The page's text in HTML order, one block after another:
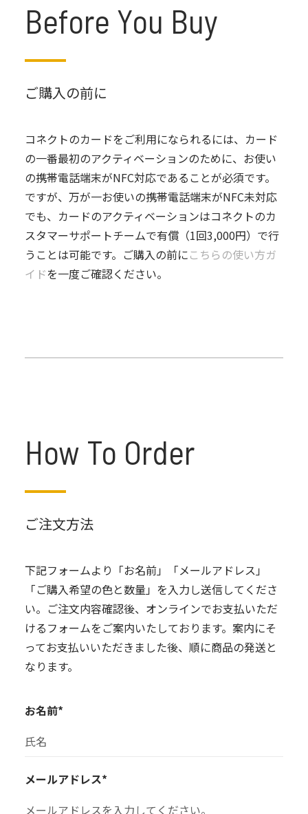
Before You Buy
ご購入の前に
コネクトのカードをご利用になられるには、カード
の一番最初のアクティベーションのために、お使い
の携帯電話端末がNFC対応であることが必須です。
ですが、万が一お使いの携帯電話端末がNFC未対応
でも、カードのアクティベーションはコネクトのカ
スタマーサポートチームで有償（1回3,000円）で行
うことは可能です。ご購入の前にこちらの使い方ガ
イドを一度ご確認ください。
How To Order
ご注文方法
下記フォームより「お名前」「メールアドレス」
「ご購入希望の色と数量」を入力し送信してくださ
い。ご注文内容確認後、オンラインでお支払いただ
けるフォームをご案内いたしております。案内にそ
ってお支払いいただきました後、順に商品の発送と
なります。
お名前*
メールアドレス*